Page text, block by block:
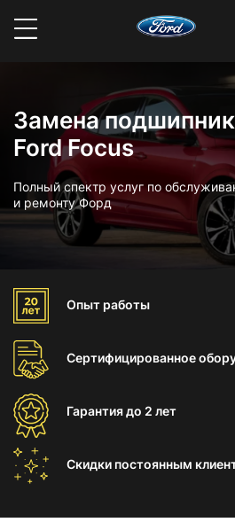
Замена
Ford Focus
Полный спектр услуг по
и ремонту Форд
Опыт работы
Сертифицированное
Гарантиядо 2 лет
Скидки постоянным